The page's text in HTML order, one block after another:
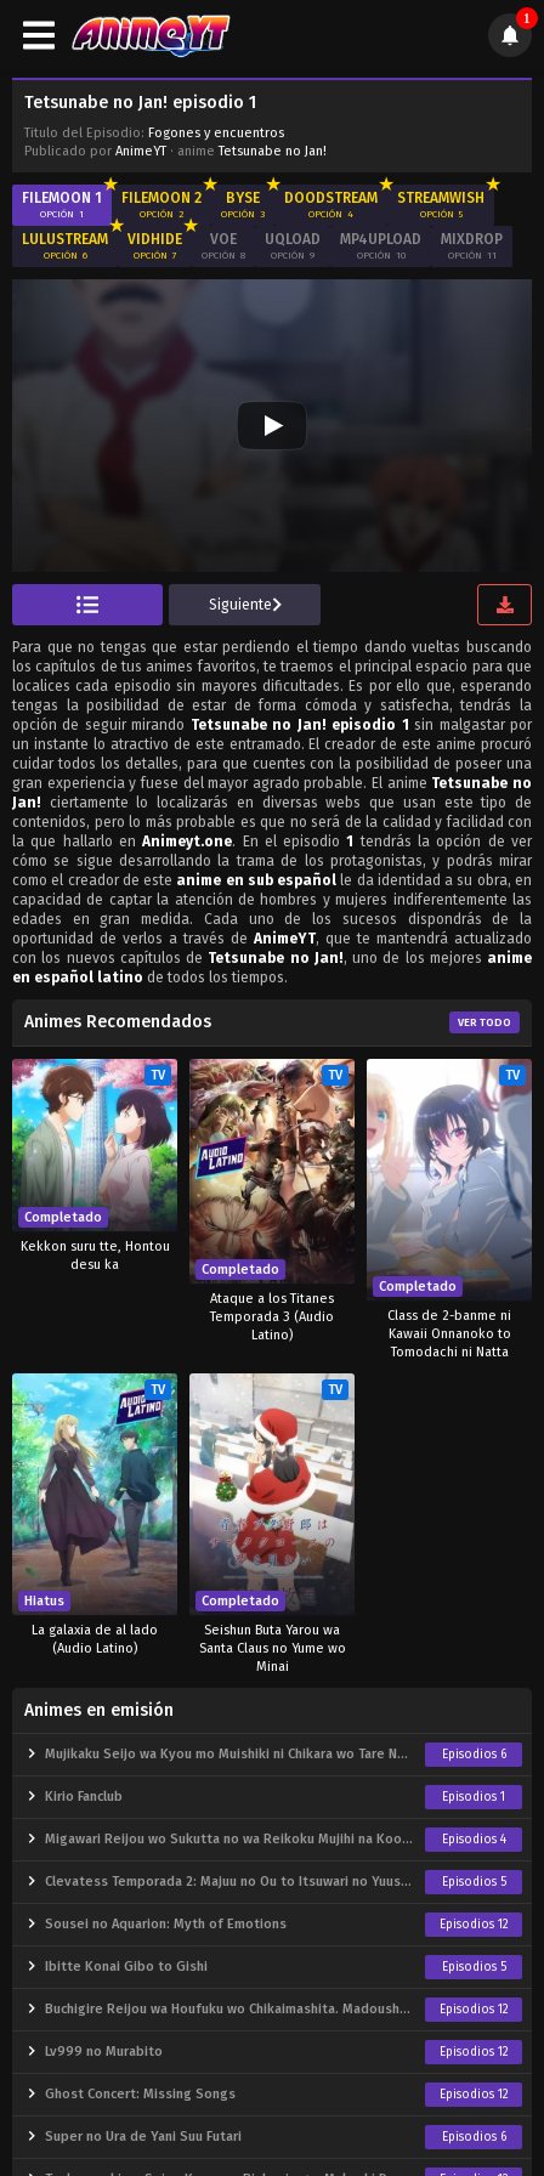
1
Tetsunabe no Jan! episodio 1
Titulo del Episodio: Fogones y encuentros
Publicado por AnimeYT · animeTetsunabe no Jan!
FILEMOON 1
OPCIÓN 1
FILEMOON 2
OPCIÓN 2
BYSE
OPCIÓN 3
DOODSTREAM
OPCIÓN 4
STREAMWISH
OPCIÓN 5
LULUSTREAM
OPCIÓN 6
VIDHIDE
OPCIÓN 7
VOE
OPCIÓN 8
UQLOAD
OPCIÓN 9
MP4UPLOAD
OPCIÓN 10
MIXDROP
OPCIÓN 11
Siguiente
Para que no tengas que estar perdiendo el tiempo dando vueltas buscando
los capítulos de tus animes favoritos, te traemos el principal espacio para que
localices cada episodio sin mayores dificultades. Es por ello que, esperando
tengas la posibilidad de estar de forma cómoda y satisfecha, tendrás la
opción de seguir mirando Tetsunabe no Jan! episodio 1 sin malgastar por
un instante lo atractivo de este entramado. El creador de este anime procuró
cuidar todos los detalles, para que cuentes con la posibilidad de poseer una
gran experiencia y fuese del mayor agrado probable. El anime Tetsunabe no
Jan! ciertamente lo localizarás en diversas webs que usan este tipo de
contenidos, pero lo más probable es que no será de la calidad y facilidad con
la que hallarlo enAnimeyt.one. En el episodio1 tendrás la opción de ver
cómo se sigue desarrollando la trama de los protagonistas, y podrás mirar
como el creador de este anime en sub español le da identidad a su obra, en
capacidad de captar la atención de hombres y mujeres indiferentemente las
edades en gran medida. Cada uno de los sucesos dispondrás de la
oportunidad de verlos a través de AnimeYT, que te mantendrá actualizado
con los nuevos capítulos de Tetsunabe no Jan!, uno de los mejores anime
en español latino de todos los tiempos.
Animes Recomendados VER TODO
Completado
TV
Kekkon suru tte, Hontou
desu ka
Completado
TV
Ataque a los Titanes
Temporada 3 (Audio
Latino)
Completado
TV
Class de 2-banme ni
Kawaii Onnanoko to
Tomodachi ni Natta
Hiatus
TV
La galaxia de al lado
(Audio Latino)
Completado
TV
Seishun Buta Yarou wa
Santa Claus no Yume wo
Minai
Animes en emisión
Mujikaku Seijo wa Kyou mo Muishiki ni Chikara wo Tare Nagasu Episodios 6
Kirio Fanclub Episodios 1
Migawari Reijou wo Sukutta no wa Reikoku Mujihi na Koori no Ouji no Ai deshita Episodios 4
Clevatess Temporada 2: Majuu no Ou to Itsuwari no Yuusha Denshou Episodios 5
Sousei no Aquarion: Myth of Emotions Episodios 12
Ibitte Konai Gibo to Gishi Episodios 5
Buchigire Reijou wa Houfuku wo Chikaimashita. Madousho no Chikara de Sokoku wo Tatakitsubushimasu Episodios 12
Lv999 no Murabito Episodios 12
Ghost Concert: Missing Songs Episodios 12
Super no Ura de Yani Suu Futari Episodios 6